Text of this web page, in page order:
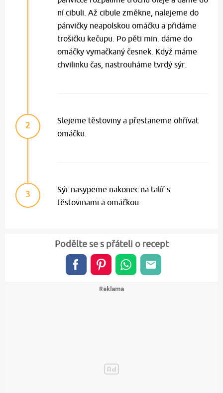
ní cibuli. Až cibule změkne, nalejeme do
pánvičky neapolskou omáčku a přidáme
trošičku kečupu. Po pěti min. dáme do
omáčky vymačkaný česnek. Když máme
chvilinku čas, nastrouháme tvrdý sýr.
2
Slejeme těstoviny a přestaneme ohřívat
omáčku.
3
Sýr nasypeme nakonec na talíř s
těstovinami a omáčkou.
Podělte se s přáteli o recept